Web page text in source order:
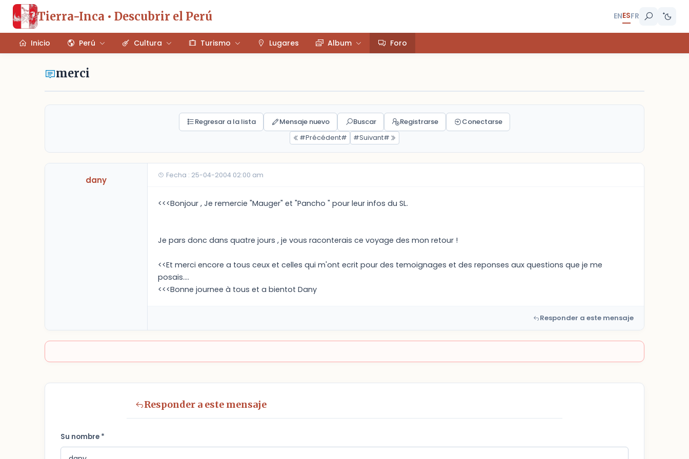
Tierra-Inca • Descubrir el Perú ENESFR
Inicio Perú Cultura Turismo Lugares Album Foro
merci
Regresar a la lista Mensaje nuevo Buscar Registrarse
Conectarse
#Précédent#
#Suivant#
dany Fecha : 25-04-2004 02:00 am
<<<Bonjour , Je remercie "Mauger" et "Pancho " pour leur infos du SL.
Je pars donc dans quatre jours , je vous raconterais ce voyage des mon retour !
<<Et merci encore a tous ceux et celles qui m'ont ecrit pour des temoignages et des reponses aux questions que je me
posais....
<<<Bonne journee à tous et a bientot Dany
Responder a este mensaje
Responder a este mensaje
Su nombre *